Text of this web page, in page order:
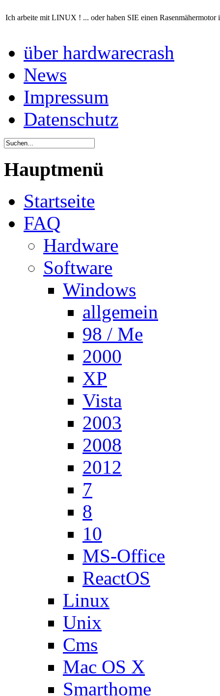
Ich arbeite mit LINUX ! ... oder haben SIE einen Rasenmähermotor
über hardwarecrash
News
Impressum
Datenschutz
Hauptmenü
Startseite
FAQ
Hardware
Software
Windows
allgemein
98 / Me
2000
XP
Vista
2003
2008
2012
7
8
10
MS-Office
ReactOS
Linux
Unix
Cms
Mac OS X
Smarthome